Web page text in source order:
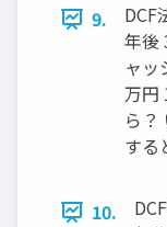
9.
DCF
年後
ャッ
万円
ら？
する
10.